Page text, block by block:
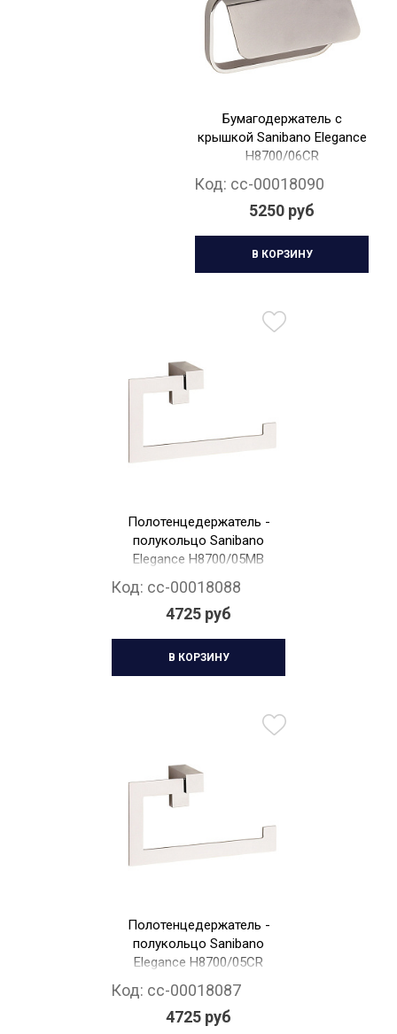
Бумагодержатель с
крышкой Sanibano Elegance
H8700/06CR
Код: cc-00018090
5250 руб
В КОРЗИНУ
Полотенцедержатель -
полукольцо Sanibano
Elegance H8700/05MB
Код: cc-00018088
4725 руб
В КОРЗИНУ
Полотенцедержатель -
полукольцо Sanibano
Elegance H8700/05CR
Код: cc-00018087
4725 руб